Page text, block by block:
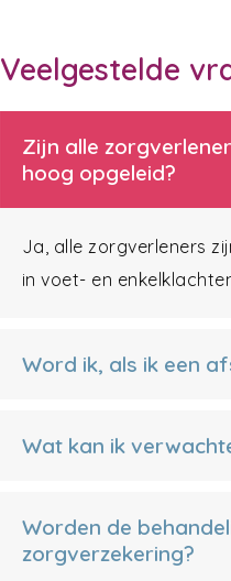
Veelgestelde
Zijn alle
hoog opgeleid?
Ja, alle zorgverleners
in voet- en
Word ik, als ik een
Wat kan ik
Worden de
zorgverzekering?